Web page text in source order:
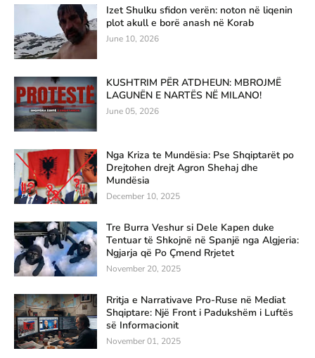
Izet Shulku sfidon verën: noton në liqenin
plot akull e borë anash në Korab
June 10, 2026
KUSHTRIM PËR ATDHEUN: MBROJMË
LAGUNËN E NARTËS NË MILANO!
June 05, 2026
Nga Kriza te Mundësia: Pse Shqiptarët po
Drejtohen drejt Agron Shehaj dhe
Mundësia
December 10, 2025
Tre Burra Veshur si Dele Kapen duke
Tentuar të Shkojnë në Spanjë nga Algjeria:
Ngjarja që Po Çmend Rrjetet
November 20, 2025
Rritja e Narrativave Pro-Ruse në Mediat
Shqiptare: Një Front i Padukshëm i Luftës
së Informacionit
November 01, 2025